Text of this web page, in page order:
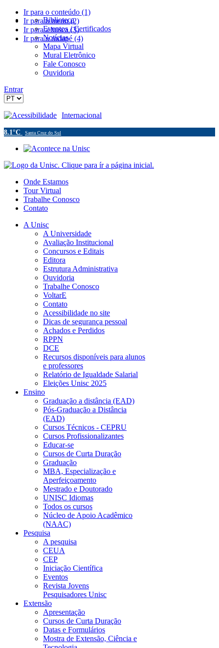
Ir para o conteúdo (1)
Ir para o menu (2)
Ir para a busca (3)
Ir para o rodapé (4)
Biblioteca
Eventos / Certificados
Notícias
Mapa Virtual
Mural Eletrônico
Fale Conosco
Ouvidoria
Entrar
Acessibilidade Internacional
8.1°C Santa Cruz do Sul
Onde Estamos
Tour Virtual
Trabalhe Conosco
Contato
A Unisc
A Universidade
Avaliação Institucional
Concursos e Editais
Editora
Estrutura Administrativa
Ouvidoria
Trabalhe Conosco
VoltarE
Contato
Acessibilidade no site
Dicas de segurança pessoal
Achados e Perdidos
RPPN
DCE
Recursos disponíveis para alunos
e professores
Relatório de Igualdade Salarial
Eleições Unisc 2025
Ensino
Graduação a distância (EAD)
Pós-Graduação a Distância
(EAD)
Cursos Técnicos - CEPRU
Cursos Profissionalizantes
Educar-se
Cursos de Curta Duração
Graduação
MBA, Especialização e
Aperfeiçoamento
Mestrado e Doutorado
UNISC Idiomas
Todos os cursos
Núcleo de Apoio Acadêmico
(NAAC)
Pesquisa
A pesquisa
CEUA
CEP
Iniciação Científica
Eventos
Revista Jovens
Pesquisadores Unisc
Extensão
Apresentação
Cursos de Curta Duração
Datas e Formulários
Mostra de Extensão, Ciência e